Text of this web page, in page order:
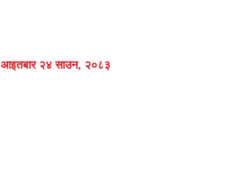
आइतबार २४ साउन, २०८३